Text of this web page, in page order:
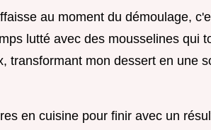
au moment du démoulage,
lutté avec des mousselines qui
transformant mon dessert en une
en cuisine pour finir avec un